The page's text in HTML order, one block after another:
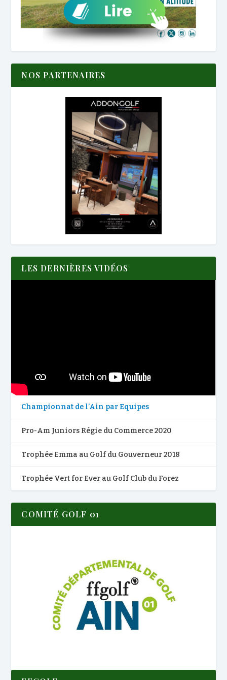
NOS PARTENAIRES
LES DERNIÈRES VIDÉOS
Championnat de l’Ain par Equipes
Pro-Am Juniors Régie du Commerce 2020
Trophée Emma au Golf du Gouverneur 2018
Trophée Vert for Ever au Golf Club du Forez
COMITÉ GOLF 01